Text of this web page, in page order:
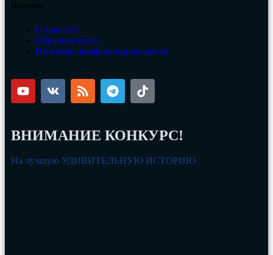
Полезное
О проекте
Обратная связь
Политика конфиденциальности
ВНИМАНИЕ КОНКУРС!
На лучшую УДИВИТЕЛЬНУЮ ИСТОРИЮ